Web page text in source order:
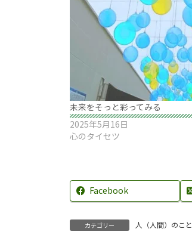
未来をそっと彩ってみる
2025年5月16日
心のタイセツ
Facebook
カテゴリー 人（人間）のこと